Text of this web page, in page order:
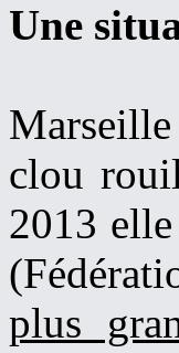
Une
clou
2013
plus